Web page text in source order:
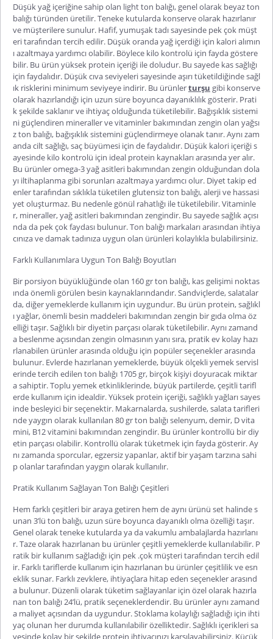
Düşük yağ içeriğine sahip olan light ton balığı, genel olarak beyaz ton
balığı türünden üretilir. Teneke kutularda konserve olarak hazırlanır
ve müşterilere sunulur. Hafif, yumuşak tadı sayesinde pek çok müşt
eri tarafından tercih edilir. Düşük oranda yağ içerdiği için kalori alımın
ı azaltmaya yardımcı olabilir. Böylece kilo kontrolü için fayda göstere
bilir. Bu ürün yüksek protein içeriği ile doludur. Bu sayede kas sağlığı
için faydalıdır. Düşük cıva seviyeleri sayesinde aşırı tüketildiğinde sağl
ık risklerini minimum seviyeye indirir. Bu ürünlerturşu gibi konserve
olarak hazırlandığı için uzun süre boyunca dayanıklılık gösterir. Prati
k şekilde saklanır ve ihtiyaç olduğunda tüketilebilir. Bağışıklık sistemi
ni güçlendiren mineraller ve vitaminler bakımından zengin olan yağsı
z ton balığı, bağışıklık sistemini güçlendirmeye olanak tanır. Aynı zam
anda cilt sağlığı, saç büyümesi için de faydalıdır. Düşük kalori içeriği s
ayesinde kilo kontrolü için ideal protein kaynakları arasında yer alır.
Bu ürünler omega-3 yağ asitleri bakımından zengin olduğundan dola
yı iltihaplanma gibi sorunları azaltmaya yardımcı olur. Diyet takip ed
enler tarafından sıklıkla tüketilen glutensiz ton balığı, alerji ve hassasi
yet oluşturmaz. Bu nedenle gönül rahatlığı ile tüketilebilir. Vitaminle
r, mineraller, yağ asitleri bakımından zengindir. Bu sayede sağlık açısı
nda da pek çok faydası bulunur.Ton balığı markalarıarasından ihtiya
cınıza ve damak tadınıza uygun olan ürünleri kolaylıkla bulabilirsiniz.
Farklı Kullanımlara Uygun Ton Balığı Boyutları
Bir porsiyon büyüklüğünde olan 160 gr ton balığı, kas gelişimi noktas
ında önemli görülen besin kaynaklarındandır. Sandviçlerde, salatalar
da, diğer yemeklerde kullanım için uygundur. Bu ürün protein, sağlıkl
ı yağlar, önemli besin maddeleri bakımından zengin bir gıda olma öz
elliği taşır. Sağlıklı bir diyetin parçası olarak tüketilebilir. Aynı zamand
a beslenme açısından zengin olmasının yanı sıra, pratik ev kolay hazı
rlanabilen ürünler arasında olduğu için popüler seçenekler arasında
bulunur. Evlerde hazırlanan yemeklerde, büyük ölçekli yemek servisl
erinde tercih edilen ton balığı 1705 gr, birçok kişiyi doyuracak miktar
a sahiptir. Toplu yemek etkinliklerinde, büyük partilerde, çeşitli tarifl
erde kullanım için idealdir. Yüksek protein içeriği, sağlıklı yağları sayes
inde besleyici bir seçenektir. Makarnalarda, sushilerde, salata tarifleri
nde yaygın olarak kullanılan 80 gr ton balığıselenyum, demir, D vita
mini, B12 vitamini bakımından zengindir. Bu ürünler kontrollü bir diy
etin parçası olabilir. Kontrollü olarak tüketmek için fayda gösterir. Ay
nı zamanda sporcular, egzersiz yapanlar, aktif bir yaşam tarzına sahi
p olanlar tarafından yaygın olarak kullanılır.
Pratik Kullanım Sağlayan Ton Balığı Çeşitleri
Hem farklı çeşitleri bir araya getiren hem de aynı ürünü set halinde s
unan 3’lü ton balığı, uzun süre boyunca dayanıklı olma özelliği taşır.
Genel olarak teneke kutularda ya da vakumlu ambalajlarda hazırlanı
r. Taze olarak hazırlanan bu ürünler çeşitli yemeklerde kullanılabilir. P
ratik bir kullanım sağladığı için pek .çok müşteri tarafından tercih edil
ir. Farklı tariflerde kullanım için hazırlanan bu ürünler çeşitlilik ve esn
eklik sunar. Farklı zevklere, ihtiyaçlara hitap eden seçenekler arasınd
a bulunur. Düzenli olarak tüketim sağlayanlar için özel olarak hazırla
nan ton balığı 24’lü, pratik seçeneklerdendir. Bu ürünler aynı zamand
a maliyet açısından da uygundur. Stoklama kolaylığı sağladığı için ihti
yaç olunan her durumda kullanılabilir özelliktedir. Sağlıklı içerikleri sa
yesinde kolay bir şekilde protein ihtiyacınızı karşılayabilirsiniz. Küçük